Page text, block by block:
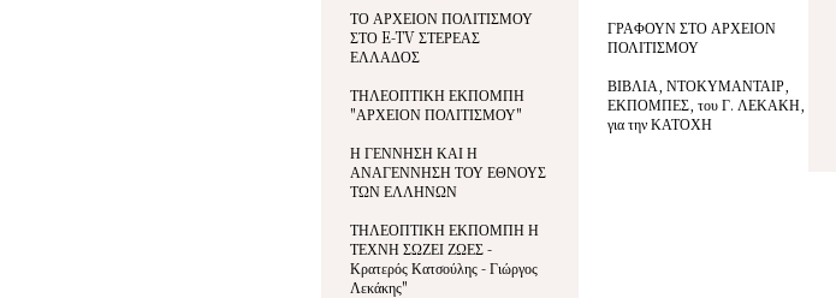
ΤΟ ΑΡΧΕΙΟΝ ΠΟΛΙΤΙΣΜΟΥ
ΣΤΟ E-TV ΣΤΕΡΕΑΣ
ΕΛΛΑΔΟΣ
ΤΗΛΕΟΠΤΙΚΗ ΕΚΠΟΜΠΗ
"ΑΡΧΕΙΟΝ ΠΟΛΙΤΙΣΜΟΥ"
Η ΓΕΝΝΗΣΗ ΚΑΙ Η
ΑΝΑΓΕΝΝΗΣΗ ΤΟΥ ΕΘΝΟΥΣ
ΤΩΝ ΕΛΛΗΝΩΝ
ΤΗΛΕΟΠΤΙΚΗ ΕΚΠΟΜΠΗ Η
ΤΕΧΝΗ ΣΩΖΕΙ ΖΩΕΣ -
Κρατερός Κατσούλης - Γιώργος
Λεκάκης"
ΓΡΑΦΟΥΝ ΣΤΟ ΑΡΧΕΙΟΝ
ΠΟΛΙΤΙΣΜΟΥ
ΒΙΒΛΙΑ, ΝΤΟΚΥΜΑΝΤΑΙΡ,
ΕΚΠΟΜΠΕΣ, του Γ. ΛΕΚΑΚΗ,
για την ΚΑΤΟΧΗ